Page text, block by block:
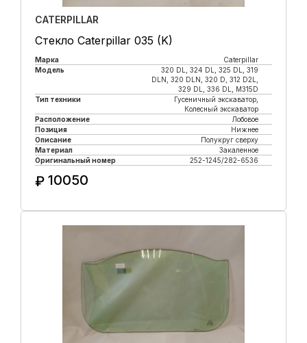
CATERPILLAR
Стекло Caterpillar 035 (K)
Марка
Caterpillar
Модель
320 DL, 324 DL, 325 DL, 319
DLN, 320 DLN, 320 D, 312 D2L,
329 DL, 336 DL, M315D
Тип техники
Гусеничный экскаватор,
Колесный экскаватор
Расположение
Лобовое
Позиция
Нижнее
Описание
Полукруг сверху
Материал
Закаленное
Оригинальный номер
252-1245/282-6536
₽ 10050